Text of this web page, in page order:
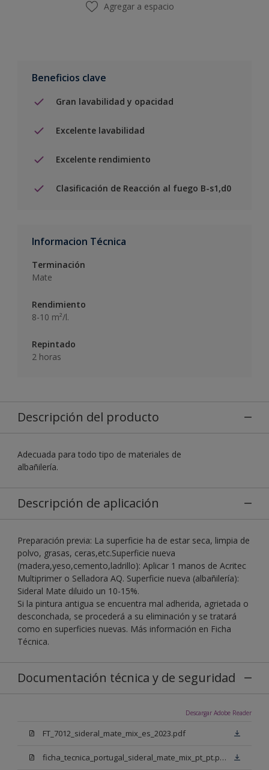
Agregar a espacio
Beneficios clave
Gran lavabilidad y opacidad
Excelente lavabilidad
Excelente rendimiento
Clasificación de Reacción al fuego B-s1,d0
Informacion Técnica
Terminación
Mate
Rendimiento
8-10 m²/l.
Repintado
2 horas
Descripción del producto
Adecuada para todo tipo de materiales de
albañilería.
Descripción de aplicación
Preparación previa: La superficie ha de estar seca, limpia de
polvo, grasas, ceras,etc.Superficie nueva
(madera,yeso,cemento,ladrillo): Aplicar 1 manos de Acritec
Multiprimer o Selladora AQ. Superficie nueva (albañilería):
Sideral Mate diluido un 10-15%.
Si la pintura antigua se encuentra mal adherida, agrietada o
desconchada, se procederá a su eliminación y se tratará
como en superficies nuevas. Más información en Ficha
Técnica.
Documentación técnica y de seguridad
Descargar Adobe Reader
FT_7012_sideral_mate_mix_es_2023.pdf
ficha_tecnica_portugal_sideral_mate_mix_pt_pt.pdf